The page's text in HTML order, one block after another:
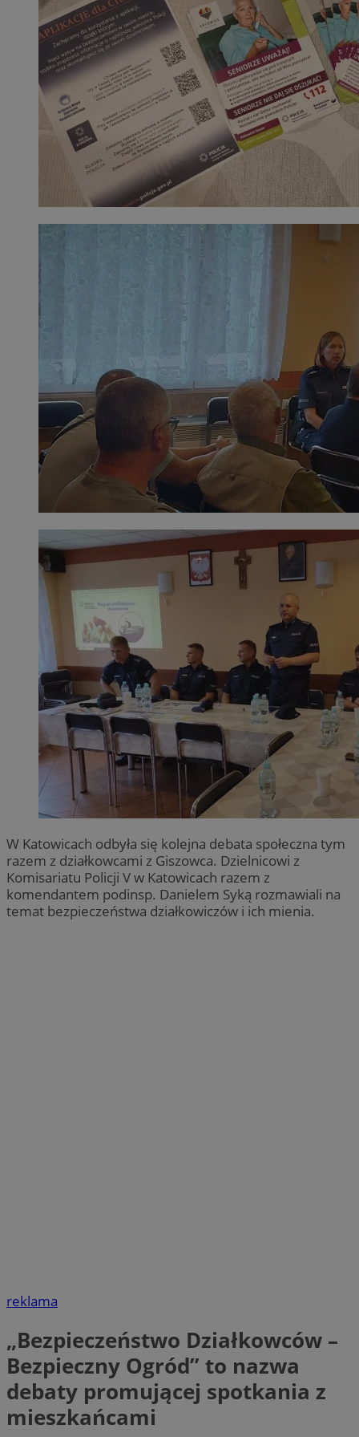
W Katowicach odbyła się kolejna debata społeczna tym
razem z działkowcami z Giszowca. Dzielnicowi z
Komisariatu Policji V w Katowicach razem z
komendantem podinsp. Danielem Syką rozmawiali na
temat bezpieczeństwa działkowiczów i ich mienia.
reklama
„Bezpieczeństwo Działkowców –
Bezpieczny Ogród” to nazwa
debaty promującej spotkania z
mieszkańcami